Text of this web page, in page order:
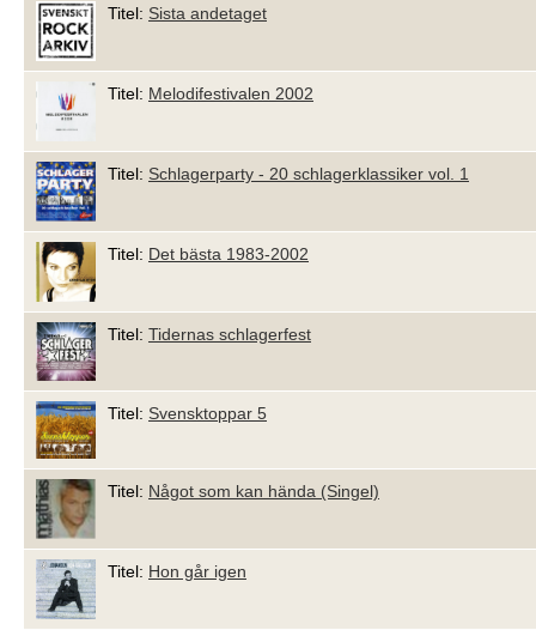
Titel: Sista andetaget
Titel: Melodifestivalen 2002
Titel: Schlagerparty - 20 schlagerklassiker vol. 1
Titel: Det bästa 1983-2002
Titel: Tidernas schlagerfest
Titel: Svensktoppar 5
Titel: Något som kan hända (Singel)
Titel: Hon går igen